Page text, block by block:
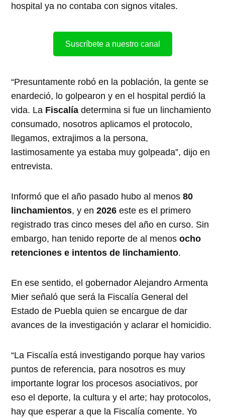
hospital ya no contaba con signos vitales.
Suscríbete a nuestro canal
“Presuntamente robó en la población, la gente se
enardeció, lo golpearon y en el hospital perdió la
vida. La Fiscalía determina si fue un linchamiento
consumado, nosotros aplicamos el protocolo,
llegamos, extrajimos a la persona,
lastimosamente ya estaba muy golpeada”, dijo en
entrevista.
Informó que el año pasado hubo al menos80
linchamientos, y en2026 este es el primero
registrado tras cinco meses del año en curso. Sin
embargo, han tenido reporte de al menosocho
retenciones e intentos de linchamiento.
En ese sentido, el gobernador Alejandro Armenta
Mier señaló que será la Fiscalía General del
Estado de Puebla quien se encargue de dar
avances de la investigación y aclarar el homicidio.
“La Fiscalía está investigando porque hay varios
puntos de referencia, para nosotros es muy
importante lograr los procesos asociativos, por
eso el deporte, la cultura y el arte; hay protocolos,
hay que esperar a que la Fiscalía comente. Yo